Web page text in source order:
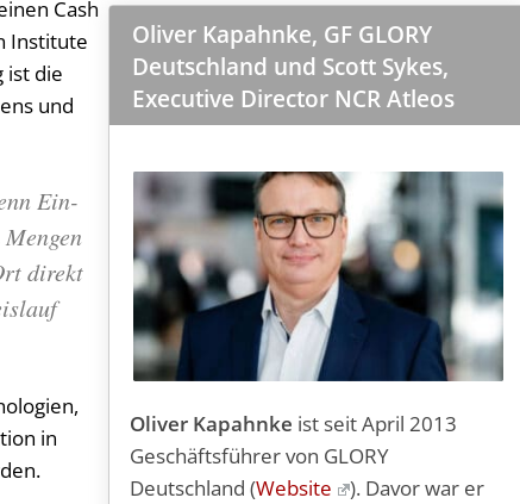
Oliver Kapahnke, GF GLORY
Deutschland und Scott Sykes,
Executive Director NCR Atleos
Oliver Kapahnke ist seit April 2013
Geschäftsführer von GLORY
Deutschland (Website
). Davor war er
Cash
Institute
ist die
und
Ein-
direkt
in